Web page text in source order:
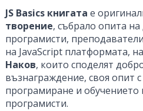
JS Basics книгата е
творение, събрало опита
програмисти,
на JavaScript платформата,
Наков, които споделят
възнаграждение, своя опит
програмиране и
програмисти.